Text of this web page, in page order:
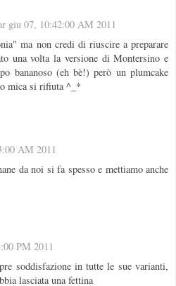
giu 07, 10:42:00 AM 2011
ma non credi di riuscire a preparare
una volta la versione di Montersino e
bananoso (eh bè!) però un plumcake
mica si rifiuta ^_*
AM 2011
da noi si fa spesso e mettiamo anche
PM 2011
soddisfazione in tutte le sue varianti,
lasciata una fettina